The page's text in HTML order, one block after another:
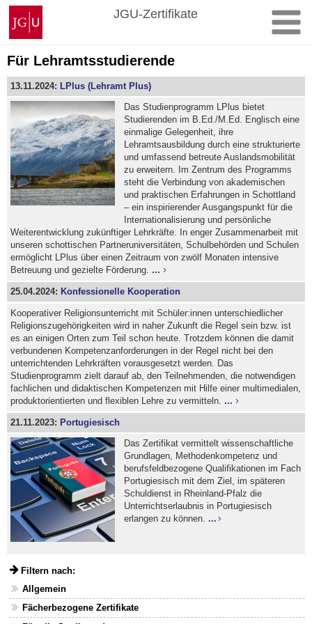
Zum
Inhalt
springen
Johannes
Gutenberg-
Universität
Mainz
JGU-Zertifikate
Für Lehramtsstudierende
13.11.2024: LPlus (Lehramt Plus)
Das Studienprogramm LPlus bietet
Studierenden im B.Ed./M.Ed. Englisch eine
einmalige Gelegenheit, ihre
Lehramtsausbildung durch eine strukturierte
und umfassend betreute Auslandsmobilität
zu erweitern. Im Zentrum des Programms
steht die Verbindung von akademischen
und praktischen Erfahrungen in Schottland
– ein inspirierender Ausgangspunkt für die
Internationalisierung und persönliche
Weiterentwicklung zukünftiger Lehrkräfte. In enger Zusammenarbeit mit
unseren schottischen Partneruniversitäten, Schulbehörden und Schulen
ermöglicht LPlus über einen Zeitraum von zwölf Monaten intensive
Betreuung und gezielte Förderung....
25.04.2024: Konfessionelle Kooperation
Kooperativer Religionsunterricht mit Schüler:innen unterschiedlicher
Religionszugehörigkeiten wird in naher Zukunft die Regel sein bzw. ist
es an einigen Orten zum Teil schon heute. Trotzdem können die damit
verbundenen Kompetenzanforderungen in der Regel nicht bei den
unterrichtenden Lehrkräften vorausgesetzt werden. Das
Studienprogramm zielt darauf ab, den Teilnehmenden, die notwendigen
fachlichen und didaktischen Kompetenzen mit Hilfe einer multimedialen,
produktorientierten und flexiblen Lehre zu vermitteln....
21.11.2023: Portugiesisch
Das Zertifikat vermittelt wissenschaftliche
Grundlagen, Methodenkompetenz und
berufsfeldbezogene Qualifikationen im Fach
Portugiesisch mit dem Ziel, im späteren
Schuldienst in Rheinland-Pfalz die
Unterrichtserlaubnis in Portugiesisch
erlangen zu können. ...
Filtern nach:
Allgemein
Fächerbezogene Zertifikate